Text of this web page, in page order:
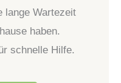
lange Wartezeit
haben.
schnelle Hilfe.